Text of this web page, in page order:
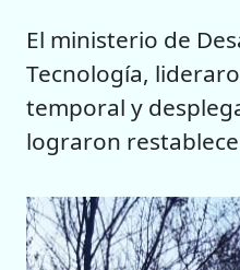
El ministerio de
Tecnología,
temporal y
lograron